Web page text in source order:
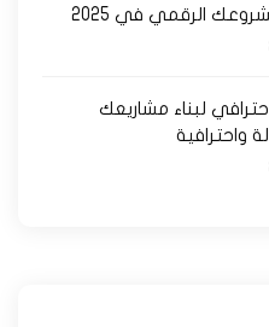
الرقمي في 2025
لبناء مشاريعك
واحترافية